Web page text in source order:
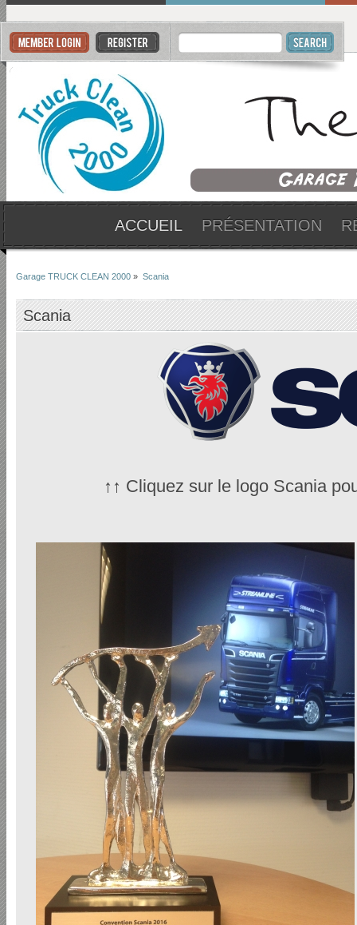
ACCUEIL PRÉSENTATION
Garage TRUCK CLEAN 2000 » Scania
Scania
↑↑ Cliquez sur le logo Scania